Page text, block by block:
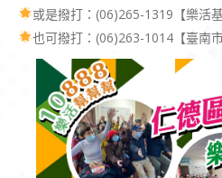
或是撥打：(06)265-1319【樂活
也可撥打：(06)263-1014【臺南